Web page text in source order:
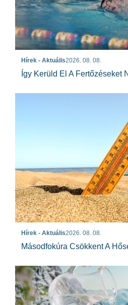
Hírek - Aktuális2026. 08. 08.
Így Kerüld El A Fertőzéseket
Hírek - Aktuális2026. 08. 08.
Másodfokúra Csökkent A